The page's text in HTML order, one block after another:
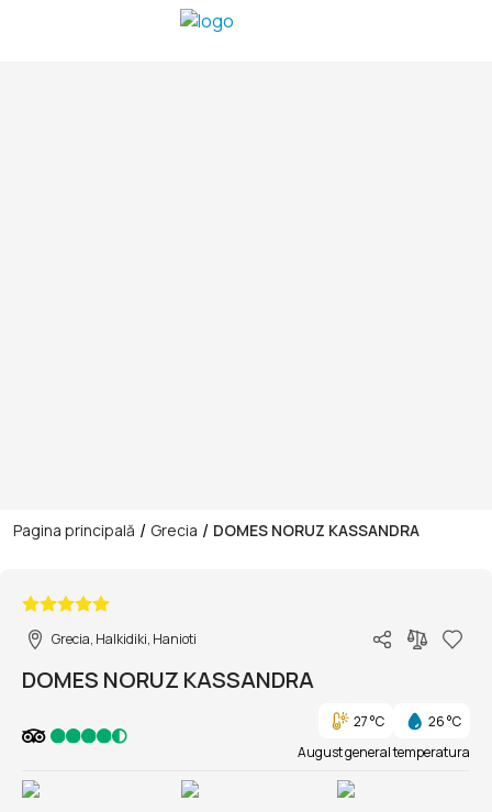
Pagina principală / Grecia / DOMES NORUZ KASSANDRA
Grecia, Halkidiki, Hanioti
DOMES NORUZ KASSANDRA
27 °C
26 °C
August general temperatura